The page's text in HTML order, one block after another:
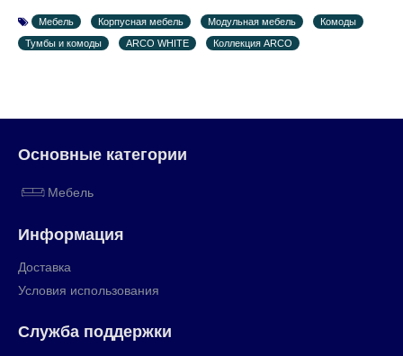
Мебель Корпусная мебель Модульная мебель
Комоды
Тумбы и комоды
ARCO WHITE Коллекция ARCO
Основные категории
Мебель
Информация
Доставка
Условия использования
Служба поддержки